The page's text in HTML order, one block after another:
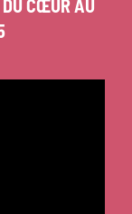
DU CŒUR AU